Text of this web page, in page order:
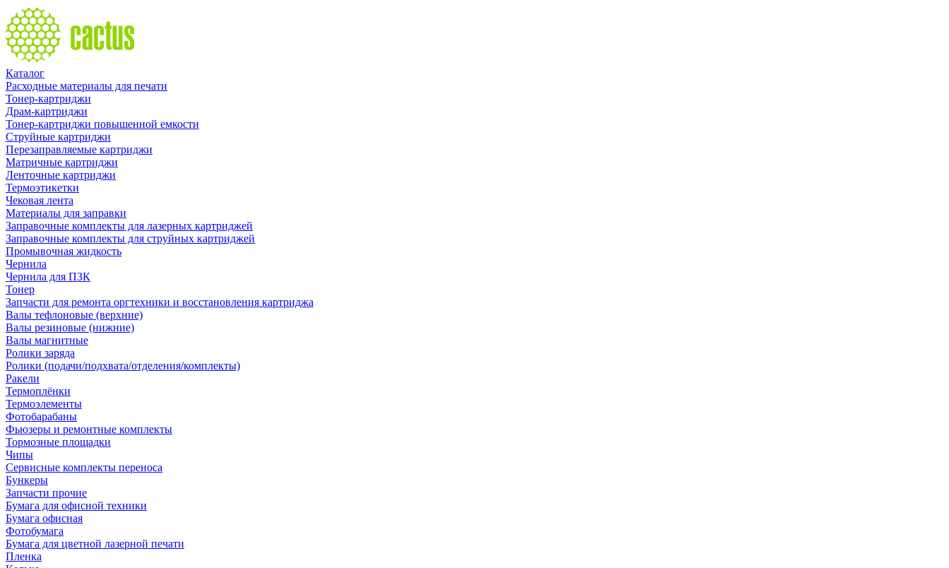
Каталог
Расходные материалы для печати
Тонер-картриджи
Драм-картриджи
Тонер-картриджи повышенной емкости
Струйные картриджи
Перезаправляемые картриджи
Матричные картриджи
Ленточные картриджи
Термоэтикетки
Чековая лента
Материалы для заправки
Заправочные комплекты для лазерных картриджей
Заправочные комплекты для струйных картриджей
Промывочная жидкость
Чернила
Чернила для ПЗК
Тонер
Запчасти для ремонта оргтехники и восстановления картриджа
Валы тефлоновые (верхние)
Валы резиновые (нижние)
Валы магнитные
Ролики заряда
Ролики (подачи/подхвата/отделения/комплекты)
Ракели
Термоплёнки
Термоэлементы
Фотобарабаны
Фьюзеры и ремонтные комплекты
Тормозные площадки
Чипы
Сервисные комплекты переноса
Бункеры
Запчасти прочие
Бумага для офисной техники
Бумага офисная
Фотобумага
Бумага для цветной лазерной печати
Пленка